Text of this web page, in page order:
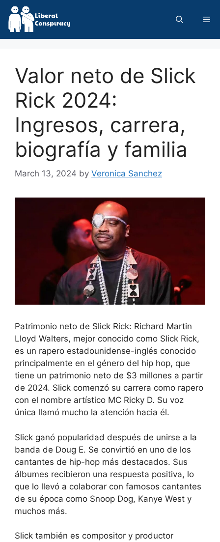
Skip
content
Valor neto de Slick
Rick 2024:
Ingresos, carrera,
biografía y familia
March 13, 2024 by Veronica Sanchez
Patrimonio neto de Slick Rick: Richard Martin
Lloyd Walters, mejor conocido como Slick Rick,
es un rapero estadounidense-inglés conocido
principalmente en el género del hip hop, que
tiene un patrimonio neto de $3 millones a partir
de 2024. Slick comenzó su carrera como rapero
con el nombre artístico MC Ricky D. Su voz
única llamó mucho la atención hacia él.
Slick ganó popularidad después de unirse a la
banda de Doug E. Se convirtió en uno de los
cantantes de hip-hop más destacados. Sus
álbumes recibieron una respuesta positiva, lo
que lo llevó a colaborar con famosos cantantes
de su época como Snoop Dog, Kanye West y
muchos más.
Slick también es compositor y productor